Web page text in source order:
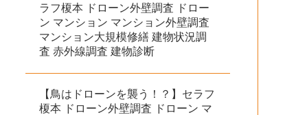
ラフ榎本 ドローン外壁調査 ドロー
ン マンション マンション外壁調査
マンション大規模修繕 建物状況調
査 赤外線調査 建物診断
【鳥はドローンを襲う！？】セラフ
榎本 ドローン外壁調査 ドローン マ